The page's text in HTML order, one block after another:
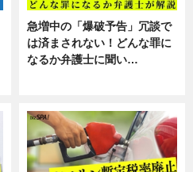
急増中の「爆破予告」冗談で
は済まされない！どんな罪に
なるか弁護士に聞い…